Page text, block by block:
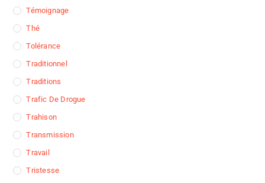
Témoignage
Thé
Tolérance
Traditionnel
Traditions
Trafic De Drogue
Trahison
Transmission
Travail
Tristesse